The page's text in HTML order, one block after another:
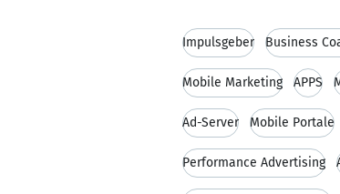
Impulsgeber Business
Mobile Marketing APPS
Ad-Server Mobile Portale
Performance Advertising